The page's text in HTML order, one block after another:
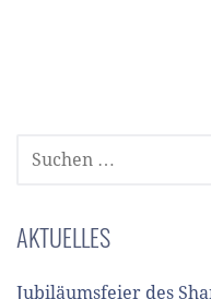
SUCHEN
NACH:
AKTUELLES
Jubiläumsfeier des